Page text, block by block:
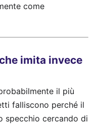
come
imita invece
il più
falliscono perché il
specchio cercando di